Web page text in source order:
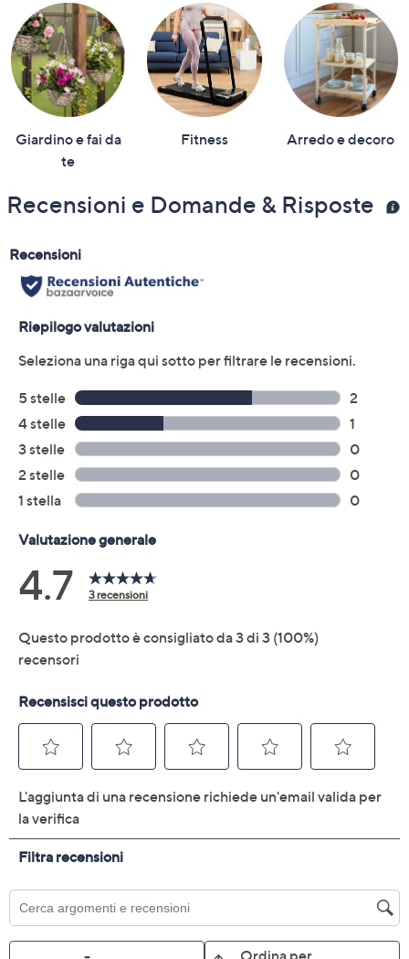
Giardino e fai da
te
Fitness Arredo e decoro
Recensioni e Domande & Risposte